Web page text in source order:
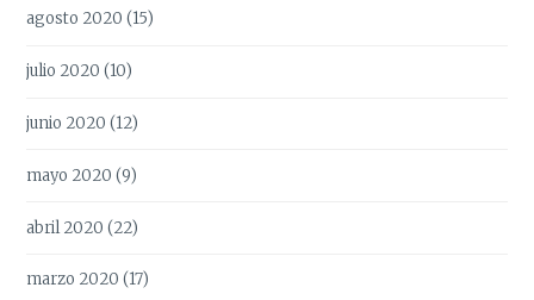
agosto 2020 (15)
julio 2020 (10)
junio 2020 (12)
mayo 2020 (9)
abril 2020 (22)
marzo 2020 (17)